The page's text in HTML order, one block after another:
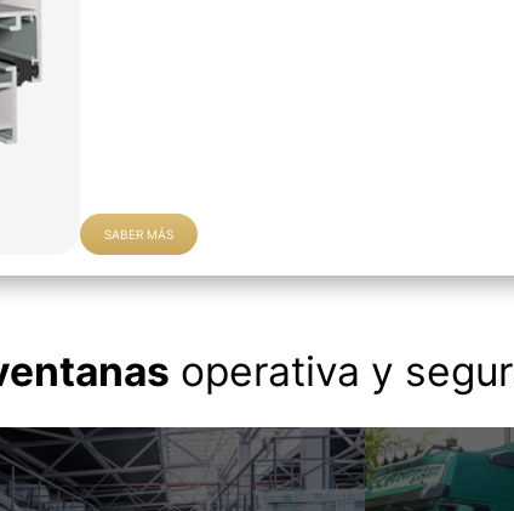
SABER MÁS
operativa y